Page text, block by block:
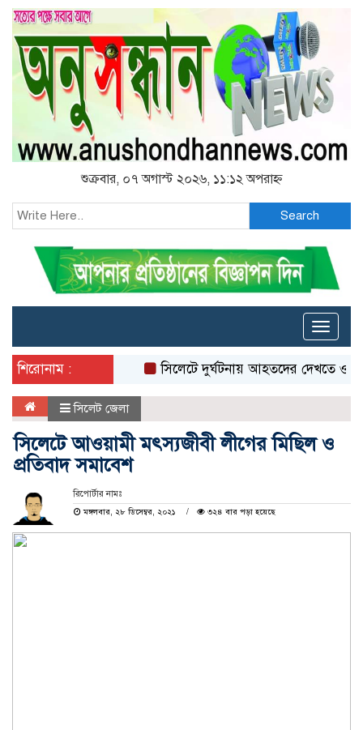
শুক্রবার, ০৭ অগাস্ট ২০২৬, ১১:১২ অপরাহ্ন
Search
Toggle
শিরোনাম :
সিলেটে দুর্ঘটনায় আহতদের দেখতে ওসমানী
সিলেট জেলা
সিলেটে আওয়ামী মৎস্যজীবী লীগের মিছিল ও
প্রতিবাদ সমাবেশ
রিপোর্টার নামঃ
মঙ্গলবার, ২৮ ডিসেম্বর, ২০২১
৩২৪ বার পড়া হয়েছে